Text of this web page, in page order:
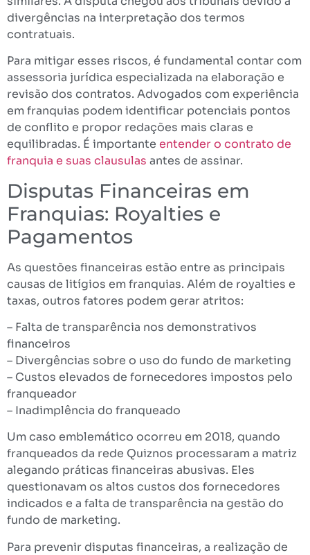
divergências na interpretação dos termos
contratuais.
Para mitigar esses riscos, é fundamental contar com
assessoria jurídica especializada na elaboração e
revisão dos contratos. Advogados com experiência
em franquias podem identificar potenciais pontos
de conflito e propor redações mais claras e
equilibradas. É importante entender o contrato de
franquia e suas clausulas antes de assinar.
Disputas Financeiras em
Franquias: Royalties e
Pagamentos
As questões financeiras estão entre as principais
causas de litígios em franquias. Além de royalties e
taxas, outros fatores podem gerar atritos:
– Falta de transparência nos demonstrativos
financeiros
– Divergências sobre o uso do fundo de marketing
– Custos elevados de fornecedores impostos pelo
franqueador
– Inadimplência do franqueado
Um caso emblemático ocorreu em 2018, quando
franqueados da rede Quiznos processaram a matriz
alegando práticas financeiras abusivas. Eles
questionavam os altos custos dos fornecedores
indicados e a falta de transparência na gestão do
fundo de marketing.
Para prevenir disputas financeiras, a realização de